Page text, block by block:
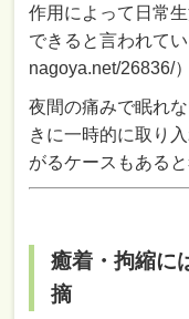
作用によって日常
できると言われて
nagoya.net/26836/）
夜間の痛みで眠れ
きに一時的に取り
がるケースもある
癒着・拘縮に
摘